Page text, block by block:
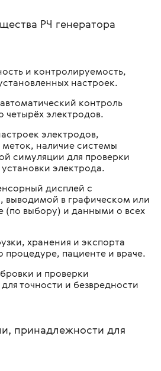
РЧ генератора
и контролируемость,
настроек.
контроль
электродов.
электродов,
наличие системы
симуляции для проверки
электрода.
дисплей с
в графическом или
(по выбору) и данными о всех
хранения и экспорта
пациенте и враче.
и проверки
точности и безвредности
принадлежности для